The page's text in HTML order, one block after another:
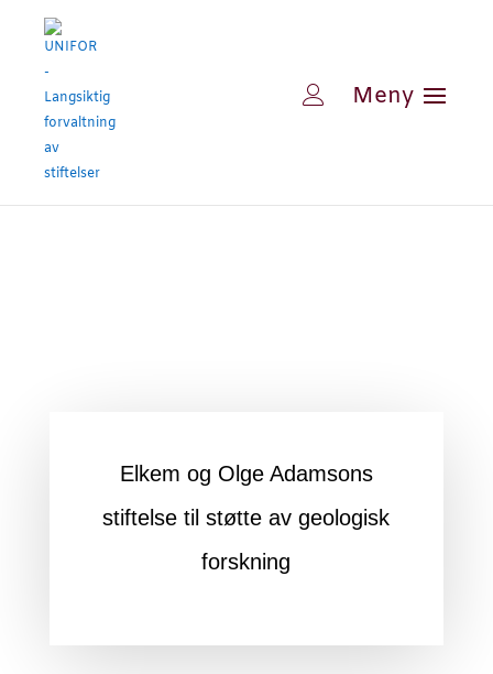
Elkem og Olge Adamsons
stiftelse til støtte av geologisk
forskning